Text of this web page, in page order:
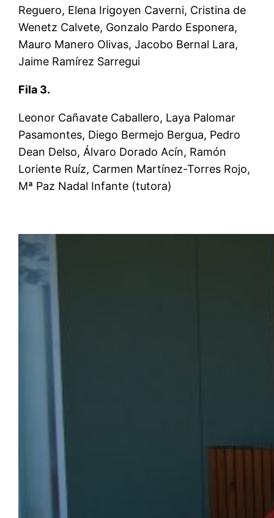
Reguero, Elena Irigoyen Caverni, Cristina de
Wenetz Calvete, Gonzalo Pardo Esponera,
Mauro Manero Olivas, Jacobo Bernal Lara,
Jaime Ramírez Sarregui
Fila 3.
Leonor Cañavate Caballero, Laya Palomar
Pasamontes, Diego Bermejo Bergua, Pedro
Dean Delso, Álvaro Dorado Acín, Ramón
Loriente Ruíz, Carmen Martínez-Torres Rojo,
Mª Paz Nadal Infante (tutora)